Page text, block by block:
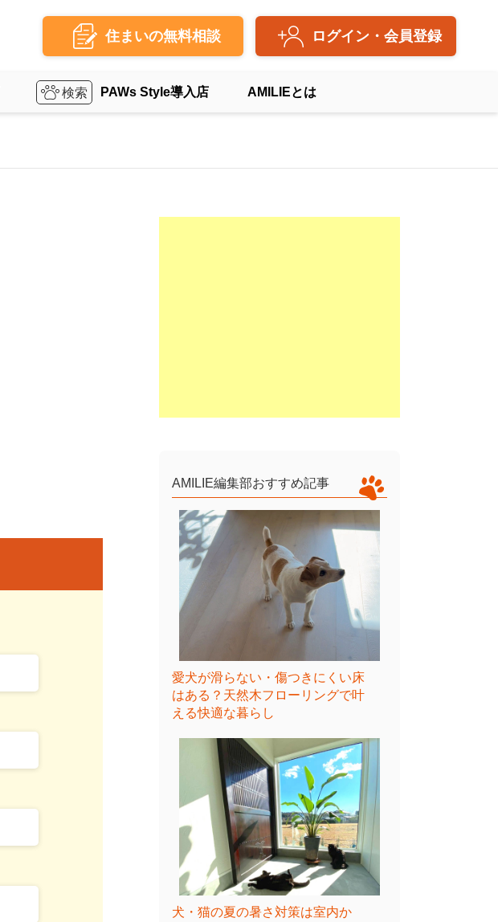
住まいの無料相談 ログイン・会員登録
PAWs Style導入店 AMILIEとは
AMILIE編集部おすすめ記事
愛犬が滑らない・傷つきにくい床
はある？天然木フローリングで叶
える快適な暮らし
犬・猫の夏の暑さ対策は室内か